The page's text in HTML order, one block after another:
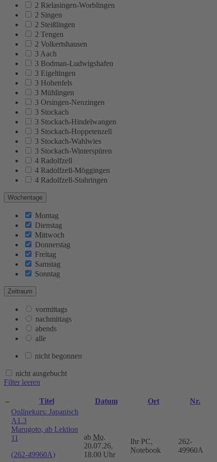
2 Rielasingen-Worblingen
2 Singen
2 Steißlingen
2 Tengen
2 Volkertshausen
3 Aach
3 Bodman-Ludwigshafen
3 Eigeltingen
3 Hohenfels
3 Mühlingen
3 Orsingen-Nenzingen
3 Stockach
3 Stockach-Hindelwangen
3 Stockach-Hoppetenzell
3 Stockach-Wahlwies
3 Stockach-Winterspüren
4 Radolfzell
4 Radolfzell-Möggingen
4 Radolfzell-Stahringen
Wochentage
Montag
Dienstag
Mittwoch
Donnerstag
Freitag
Samstag
Sonntag
Zeitraum
vormittags
nachmittags
abends
alle
nicht begonnen
nicht ausgebucht
Filter leeren
– Titel Datum Ort
Nr.
Onlinekurs: Japanisch
A1.3
Marugoto, ab Lektion
11
(262-49960A)
ab Mo.
20.07.26,
18.00 Uhr
Ihr PC,
Notebook
262-
49960A